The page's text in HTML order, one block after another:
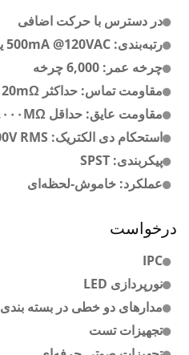
در دسترس با حرکت اضافی
رتبه‌بندی: 500mA @120VAC یا 28VDC
چرخه عمر: 6,000 چرخه
مقاومت تماس: حداکثر 20mΩ در ابتدا
مقاومت عایق: حداقل ۱,۰۰۰MΩ
استحکام دی الکتریک: 500V RMS در سطح دریا
پیکربندی: SPST
عملکرد: خاموش-لحظه‌ای
درخواست
IPC
نورپردازی LED
مدارهای دو خطی در بسته بندی
تجهیزات تست